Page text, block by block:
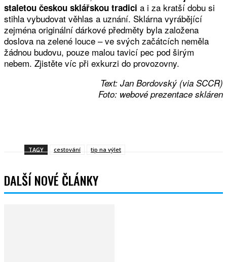
staletou českou sklářskou tradici a i za kratší dobu si
stihla vybudovat věhlas a uznání. Sklárna vyrábějící
zejména originální dárkové předměty byla založena
doslova na zelené louce – ve svých začátcích neměla
žádnou budovu, pouze malou tavicí pec pod širým
nebem. Zjistěte víc při exkurzi do provozovny.
Text: Jan Bordovský (via SCCR)
Foto: webové prezentace skláren
TAGY cestování tip na výlet
DALŠÍ NOVÉ ČLÁNKY